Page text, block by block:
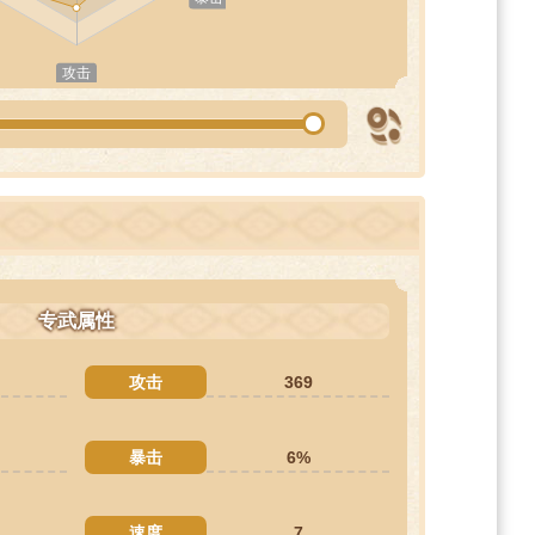
专武属性
攻击 369
暴击 6%